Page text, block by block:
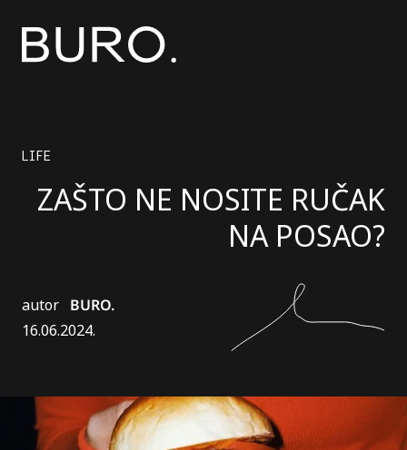
LIFE
ZAŠTO NE NOSITE RUČAK
NA POSAO?
autor BURO.
16.06.2024.